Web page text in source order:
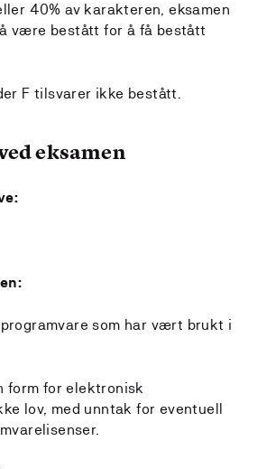
40% av karakteren, eksamen
være bestått for å få bestått
F tilsvarer ikke bestått.
eksamen
som har vært brukt i
form for elektronisk
lov, med unntak for eventuell